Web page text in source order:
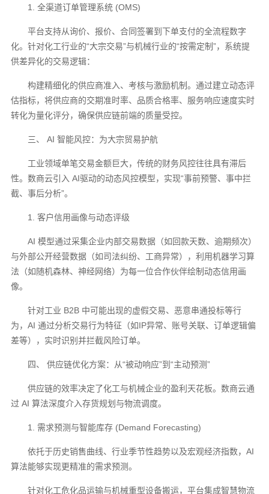
1. 全渠道订单管理系统 (OMS)
平台支持从询价、报价、合同签署到下单支付的全流程数字
化。针对化工行业的“大宗交易”与机械行业的“按需定制”，系统提
供差异化的交易逻辑：
构建精细化的供应商准入、考核与激励机制。通过建立动态评
估指标，将供应商的交期准时率、品质合格率、服务响应速度实时
转化为量化评分，确保供应链前端的质量受控。
三、 AI 智能风控：为大宗贸易护航
工业领域单笔交易金额巨大，传统的财务风控往往具有滞后
性。数商云引入 AI驱动的动态风控模型，实现“事前预警、事中拦
截、事后分析”。
1. 客户信用画像与动态评级
AI 模型通过采集企业内部交易数据（如回款天数、逾期频次）
与外部公开经营数据（如司法纠纷、工商异常），利用机器学习算
法（如随机森林、神经网络）为每一位合作伙伴绘制动态信用画
像。
针对工业 B2B 中可能出现的虚假交易、恶意串通投标等行
为，AI 通过分析交易行为特征（如IP异常、账号关联、订单逻辑偏
差等），实时识别并拦截风险订单。
四、 供应链优化方案：从“被动响应”到“主动预测”
供应链的效率决定了化工与机械企业的盈利天花板。数商云通
过 AI 算法深度介入存货规划与物流调度。
1. 需求预测与智能库存 (Demand Forecasting)
依托于历史销售曲线、行业季节性趋势以及宏观经济指数，AI
算法能够实现更精准的需求预测。
针对化工危化品运输与机械重型设备搬运，平台集成智慧物流